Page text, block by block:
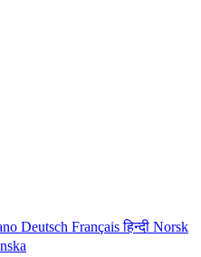
Deutsch Françaisहिन्दी Norsk